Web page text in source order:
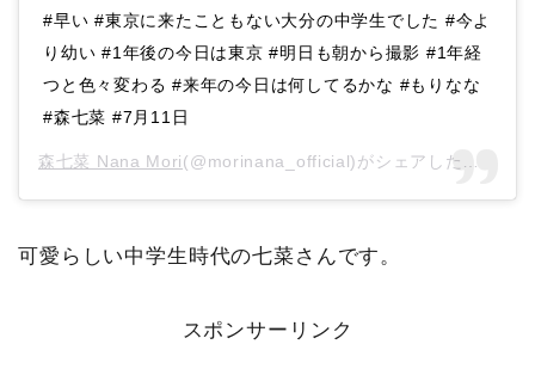
#早い #東京に来たこともない大分の中学生でした #今よ
り幼い #1年後の今日は東京 #明日も朝から撮影 #1年経
つと色々変わる #来年の今日は何してるかな #もりなな
#森七菜 #7月11日
森七菜 Nana Mori(@morinana_official)がシェアした投稿 –
可愛らしい中学生時代の七菜さんです。
スポンサーリンク